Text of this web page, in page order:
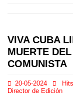
VIVA CUBA
MUERTE
COMUNISTA
20-05-2024
Director de Edición